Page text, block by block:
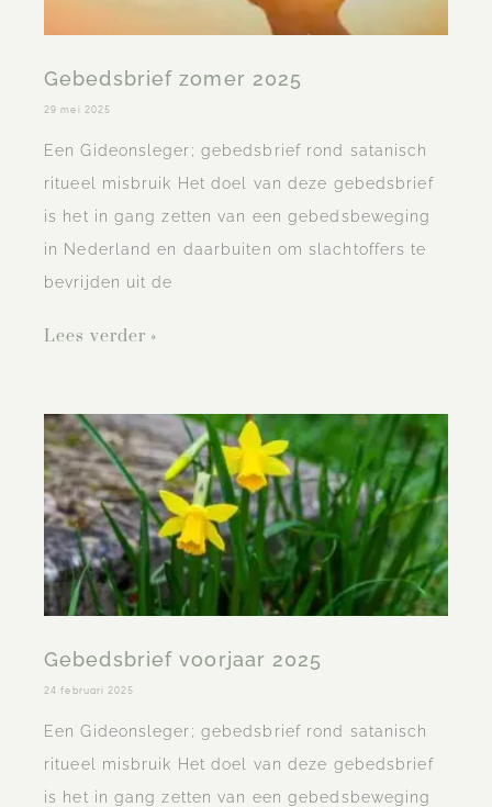
Gebedsbrief zomer 2025
29 mei 2025
Een Gideonsleger; gebedsbrief rond satanisch
ritueel misbruik Het doel van deze gebedsbrief
is het in gang zetten van een gebedsbeweging
in Nederland en daarbuiten om slachtoffers te
bevrijden uit de
Lees verder »
Gebedsbrief voorjaar 2025
24 februari 2025
Een Gideonsleger; gebedsbrief rond satanisch
ritueel misbruik Het doel van deze gebedsbrief
is het in gang zetten van een gebedsbeweging